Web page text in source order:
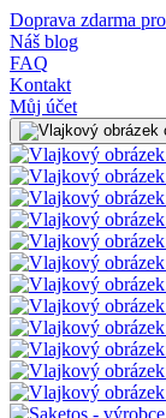
Doprava zdarma
Náš blog
FAQ
Kontakt
Můj účet